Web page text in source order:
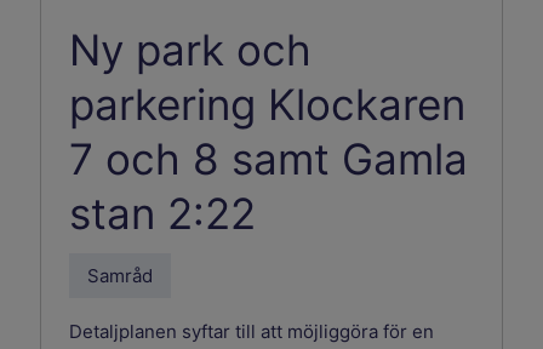
Ny park och
parkering Klockaren
7 och 8 samt Gamla
stan 2:22
Samråd
Detaljplanen syftar till att möjliggöra för en